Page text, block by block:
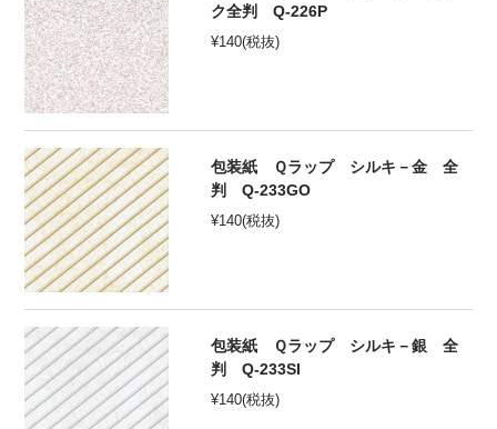
ク全判 Q-226P
¥140(税抜)
包装紙 Ｑラップ シルキ－金 全
判 Q-233GO
¥140(税抜)
包装紙 Ｑラップ シルキ－銀 全
判 Q-233SI
¥140(税抜)